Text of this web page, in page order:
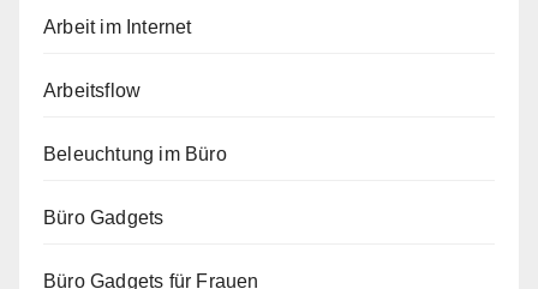
Arbeit im Internet
Arbeitsflow
Beleuchtung im Büro
Büro Gadgets
Büro Gadgets für Frauen